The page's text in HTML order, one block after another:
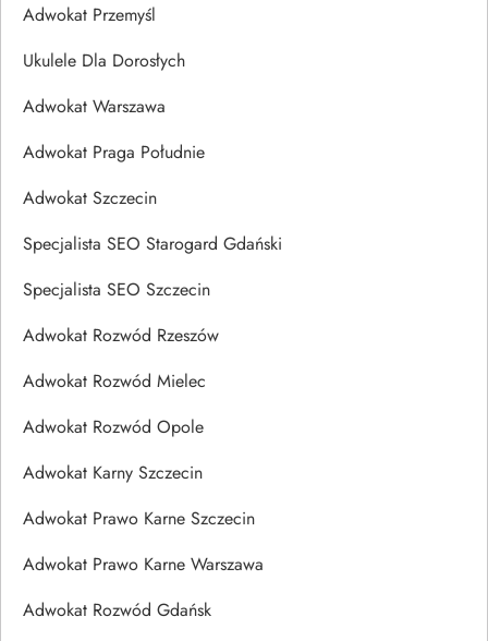
Adwokat Przemyśl
Ukulele Dla Dorosłych
Adwokat Warszawa
Adwokat Praga Południe
Adwokat Szczecin
Specjalista SEO Starogard Gdański
Specjalista SEO Szczecin
Adwokat Rozwód Rzeszów
Adwokat Rozwód Mielec
Adwokat Rozwód Opole
Adwokat Karny Szczecin
Adwokat Prawo Karne Szczecin
Adwokat Prawo Karne Warszawa
Adwokat Rozwód Gdańsk